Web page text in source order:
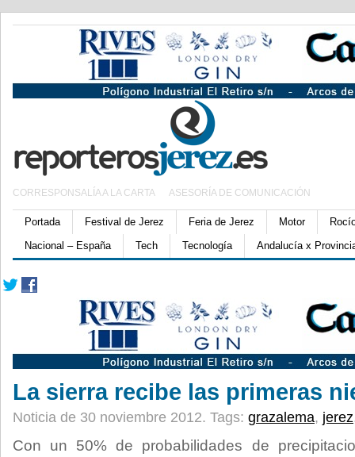
CORRESPONSALÍA A LA CARTA ASESORÍA DE COMUNICACIÓN
Portada Festival de Jerez Feria de Jerez Motor
Nacional – España
Tech Tecnología Andalucía x
La sierra recibe las primeras
Noticia de 30 noviembre 2012. Tags: grazalema, jerez
Con un 50% de probabilidades de